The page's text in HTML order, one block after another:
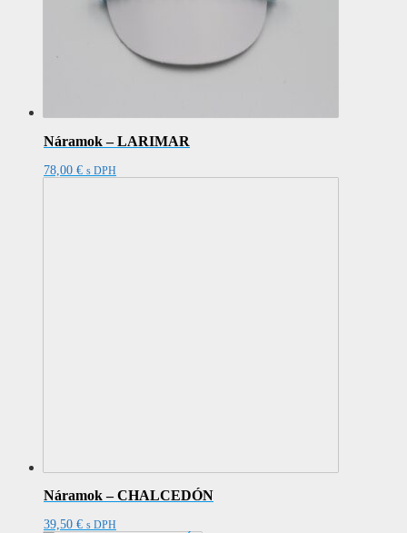
Náramok – LARIMAR
78,00 € s DPH
Náramok – CHALCEDÓN
39,50 € s DPH